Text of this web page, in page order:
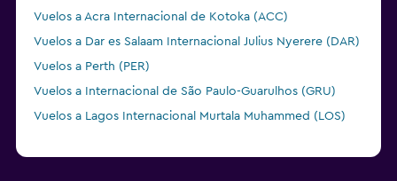
Vuelos a Acra Internacional de Kotoka (ACC)
Vuelos a Dar es Salaam Internacional Julius Nyerere (DAR)
Vuelos a Perth (PER)
Vuelos a Internacional de São Paulo-Guarulhos (GRU)
Vuelos a Lagos Internacional Murtala Muhammed (LOS)